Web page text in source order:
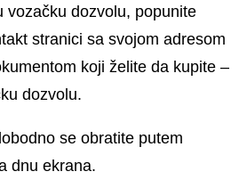
vozačku dozvolu, popunite
stranici sa svojom adresom
koji želite da kupite –
dozvolu.
se obratite putem
dnu ekrana.